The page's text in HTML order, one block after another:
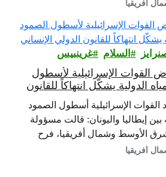
أفريقيا
السلام غرينبيس‎
القوات الإسرائيلية لأسطول
الدولية يشكّل انتهاكاً للقانون
القوات الإسرائيلية أسطول الصمود
بين إيطاليا واليونان: قالت مسؤولة
الأوسط وشمال أفريقيا، فرح
أفريقيا